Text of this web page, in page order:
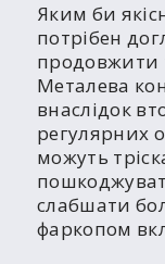
Яким би
потрібен
продовжити
Металева
внаслідок
регулярних
можуть
слабшати
фаркопом